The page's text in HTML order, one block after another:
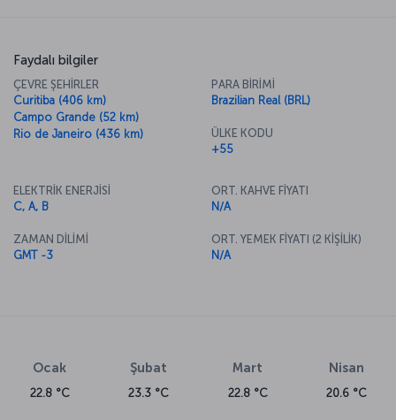
Faydalı bilgiler
ÇEVRE ŞEHİRLER
Curitiba (406 km)
Campo Grande (52 km)
Rio de Janeiro (436 km)
PARA BİRİMİ
Brazilian Real (BRL)
ÜLKE KODU
+55
ELEKTRİK ENERJİSİ
C, A, B
ZAMAN DİLİMİ
GMT -3
ORT. KAHVE FİYATI
N/A
ORT. YEMEK FİYATI (2 KİŞİLİK)
N/A
Ocak
22.8 °C
Şubat
23.3 °C
Mart
22.8 °C
Nisan
20.6 °C